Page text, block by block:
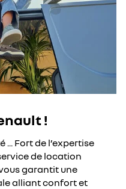
!
Fort de l’expertise
de location
garantit une
alliant confort et